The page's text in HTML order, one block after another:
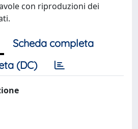
con riproduzioni dei
Scheda completa
(DC)